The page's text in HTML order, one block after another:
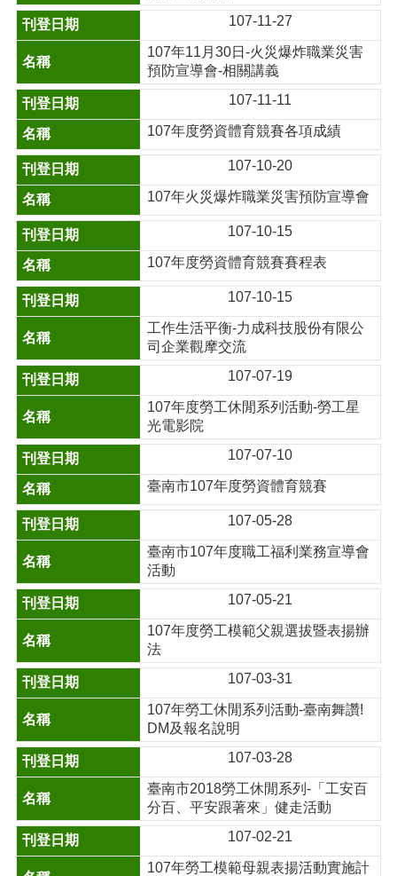
107-11-27
107年11月30日-火災爆炸職業災害
預防宣導會-相關講義
107-11-11
107年度勞資體育競賽各項成績
107-10-20
107年火災爆炸職業災害預防宣導會
107-10-15
107年度勞資體育競賽賽程表
107-10-15
工作生活平衡-力成科技股份有限公
司企業觀摩交流
107-07-19
107年度勞工休閒系列活動-勞工星
光電影院
107-07-10
臺南市107年度勞資體育競賽
107-05-28
臺南市107年度職工福利業務宣導會
活動
107-05-21
107年度勞工模範父親選拔暨表揚辦
法
107-03-31
107年勞工休閒系列活動-臺南舞讚!
DM及報名說明
107-03-28
臺南市2018勞工休閒系列-「工安百
分百、平安跟著來」健走活動
107-02-21
107年勞工模範母親表揚活動實施計